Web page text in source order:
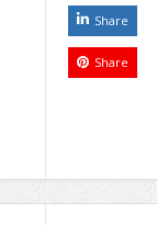
Share
Share